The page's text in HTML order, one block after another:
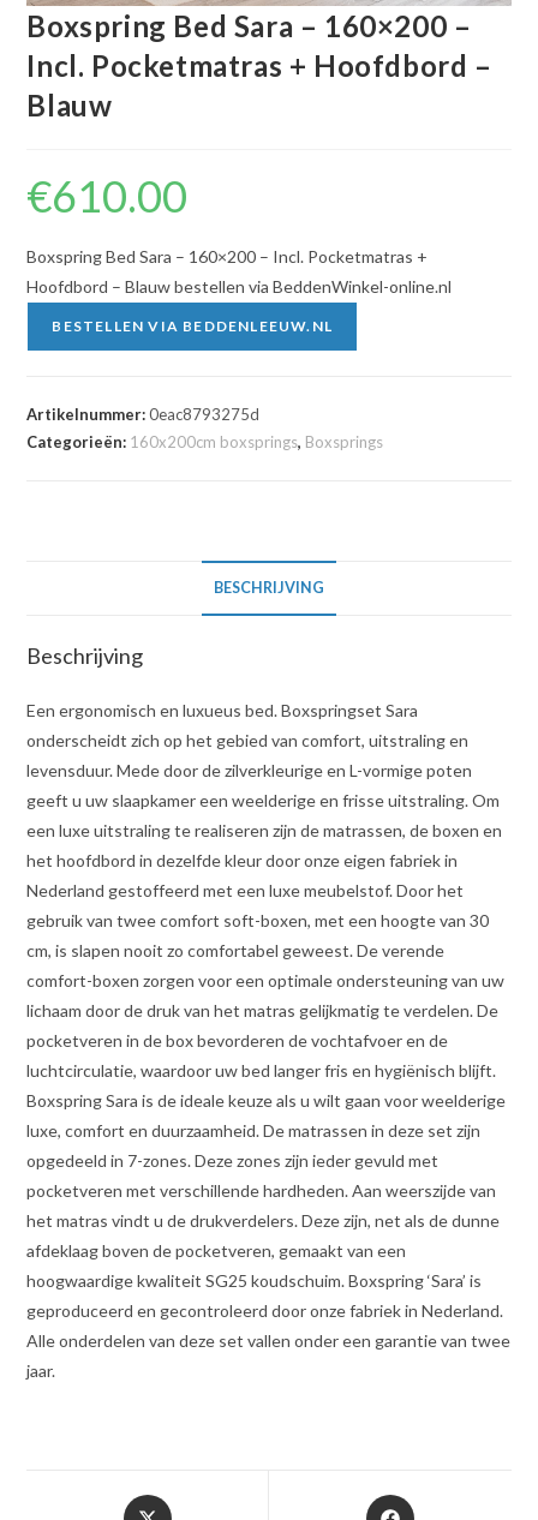
Boxspring Bed Sara – 160×200 –
Incl. Pocketmatras + Hoofdbord –
Blauw
€610.00
Boxspring Bed Sara – 160×200 – Incl. Pocketmatras +
Hoofdbord – Blauw bestellen via BeddenWinkel-online.nl
BESTELLEN VIA BEDDENLEEUW.NL
Artikelnummer:0eac8793275d
Categorieën: 160x200cm boxsprings, Boxsprings
BESCHRIJVING
Beschrijving
Een ergonomisch en luxueus bed. Boxspringset Sara
onderscheidt zich op het gebied van comfort, uitstraling en
levensduur. Mede door de zilverkleurige en L-vormige poten
geeft u uw slaapkamer een weelderige en frisse uitstraling. Om
een luxe uitstraling te realiseren zijn de matrassen, de boxen en
het hoofdbord in dezelfde kleur door onze eigen fabriek in
Nederland gestoffeerd met een luxe meubelstof. Door het
gebruik van twee comfort soft-boxen, met een hoogte van 30
cm, is slapen nooit zo comfortabel geweest. De verende
comfort-boxen zorgen voor een optimale ondersteuning van uw
lichaam door de druk van het matras gelijkmatig te verdelen. De
pocketveren in de box bevorderen de vochtafvoer en de
luchtcirculatie, waardoor uw bed langer fris en hygiënisch blijft.
Boxspring Sara is de ideale keuze als u wilt gaan voor weelderige
luxe, comfort en duurzaamheid. De matrassen in deze set zijn
opgedeeld in 7-zones. Deze zones zijn ieder gevuld met
pocketveren met verschillende hardheden. Aan weerszijde van
het matras vindt u de drukverdelers. Deze zijn, net als de dunne
afdeklaag boven de pocketveren, gemaakt van een
hoogwaardige kwaliteit SG25 koudschuim. Boxspring ‘Sara’ is
geproduceerd en gecontroleerd door onze fabriek in Nederland.
Alle onderdelen van deze set vallen onder een garantie van twee
jaar.
Opent
Opent